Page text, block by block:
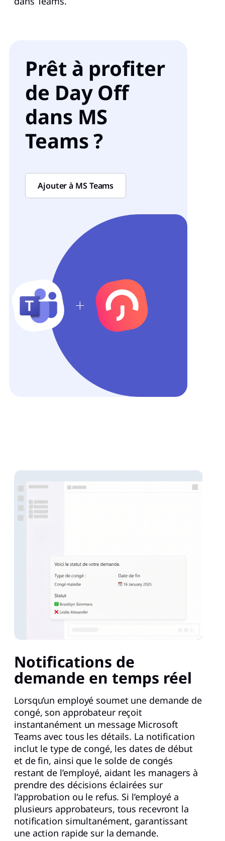
Prêt à profiter
de Day Off
dans MS
Teams ?
Ajouter à MS Teams
Notifications de
demande en temps réel
Lorsqu’un employé soumet une demande de
congé, son approbateur reçoit
instantanément un message Microsoft
Teams avec tous les détails. La notification
inclut le type de congé, les dates de début
et de fin, ainsi que le solde de congés
restant de l’employé, aidant les managers à
prendre des décisions éclairées sur
l’approbation ou le refus. Si l’employé a
plusieurs approbateurs, tous recevront la
notification simultanément, garantissant
une action rapide sur la demande.